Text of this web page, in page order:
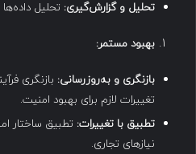
تحلیل و گزارش‌گیری: تحلیل
بهبود مستمر:
بازنگری و به‌روزرسانی: بازنگری
تغییرات لازم برای بهبود امنیت.
تطبیق با تغییرات: تطبیق ساختار
نیازهای تجاری.